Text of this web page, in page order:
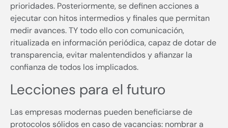
prioridades. Posteriormente, se definen acciones a
ejecutar con hitos intermedios y finales que permitan
medir avances. TY todo ello con comunicación,
ritualizada en información periódica, capaz de dotar de
transparencia, evitar malentendidos y afianzar la
confianza de todos los implicados.
Lecciones para el futuro
Las empresas modernas pueden beneficiarse de
protocolos sólidos en caso de vacancias: nombrar a